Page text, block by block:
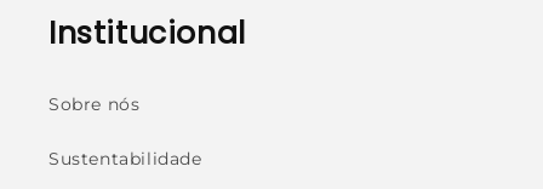
Institucional
Sobre nós
Sustentabilidade